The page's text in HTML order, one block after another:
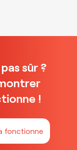
sûr ?
!
fonctionne